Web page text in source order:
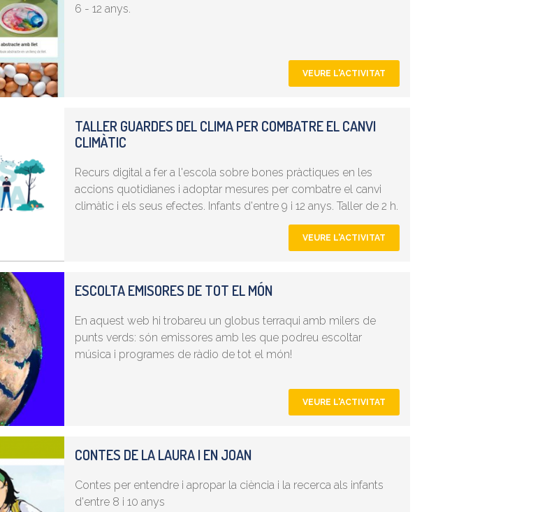
6 - 12 anys.
VEURE L'ACTIVITAT
TALLER GUARDES DEL CLIMA PER COMBATRE EL CANVI
CLIMÀTIC
Recurs digital a fer a l'escola sobre bones pràctiques en les
accions quotidianes i adoptar mesures per combatre el canvi
climàtic i els seus efectes. Infants d'entre 9 i 12 anys. Taller de 2 h.
VEURE L'ACTIVITAT
ESCOLTA EMISORES DE TOT EL MÓN
En aquest web hi trobareu un globus terraqui amb milers de
punts verds: són emissores amb les que podreu escoltar
música i programes de ràdio de tot el món!
VEURE L'ACTIVITAT
CONTES DE LA LAURA I EN JOAN
Contes per entendre i apropar la ciència i la recerca als infants
d'entre 8 i 10 anys